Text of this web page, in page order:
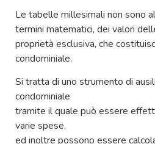
Le tabelle millesimali non sono
termini matematici, dei valori
proprietà esclusiva, che
condominiale.
Si tratta di uno strumento di
condominiale
tramite il quale può essere
varie spese,
ed inoltre possono essere